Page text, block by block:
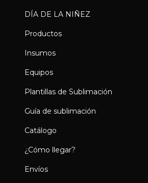
DÍA DE LA NIÑEZ
Productos
Insumos
Equipos
Plantillas de Sublimación
Guía de sublimación
Catálogo
¿Cómo llegar?
Envíos